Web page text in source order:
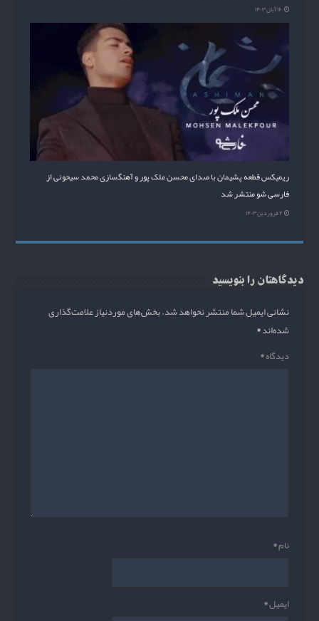
۱۶ آبان ۱۴۰۳
ریمیکس قطعه پشیمان با صدای محسن ملک پور و آهنگسازی محمد سیحونی از
فارسی شو منتشر شد
۲ فروردین ۱۴۰۳
دیدگاهتان را بنویسید
نشانی ایمیل شما منتشر نخواهد شد.بخش‌های موردنیاز علامت‌گذاری
شده‌اند*
دیدگاه*
نام*
ایمیل*